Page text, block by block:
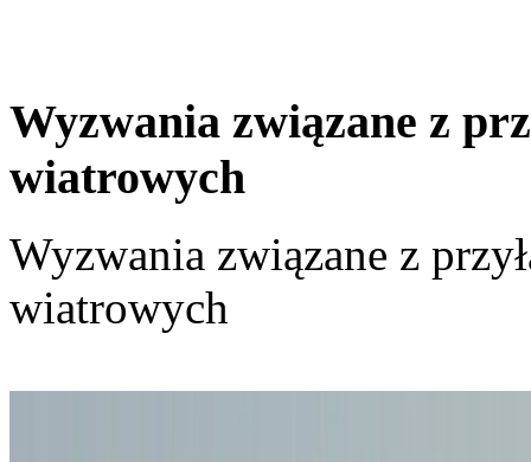
Wyzwania związane z
wiatrowych
Wyzwania związane z
wiatrowych